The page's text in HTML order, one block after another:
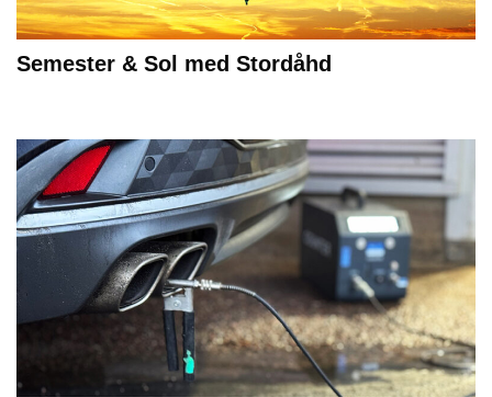
Semester & Sol med Stordåhd